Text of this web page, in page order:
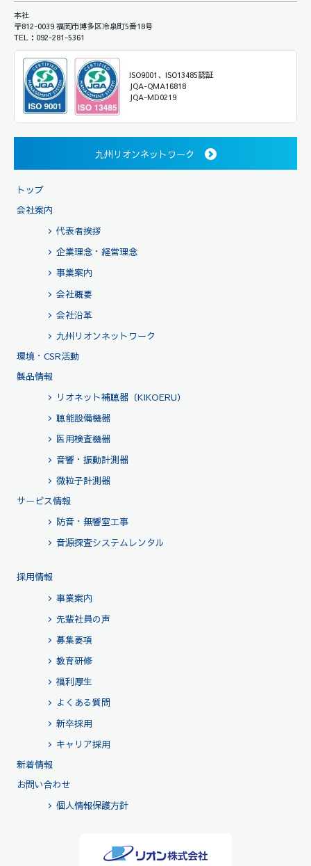
本社
〒812-0039 福岡市博多区冷泉町5番18号
TEL：092-281-5361
ISO9001、ISO13485認証
JQA-QMA16818
JQA-MD0219
九州リオンネットワーク
トップ
会社案内
代表者挨拶
企業理念・経営理念
事業案内
会社概要
会社沿革
九州リオンネットワーク
環境・CSR活動
製品情報
リオネット補聴器（KIKOERU）
聴能設備機器
医用検査機器
音響・振動計測器
微粒子計測器
サービス情報
防音・無響室工事
音源探査システムレンタル
採用情報
事業案内
先輩社員の声
募集要項
教育研修
福利厚生
よくある質問
新卒採用
キャリア採用
新着情報
お問い合わせ
個人情報保護方針